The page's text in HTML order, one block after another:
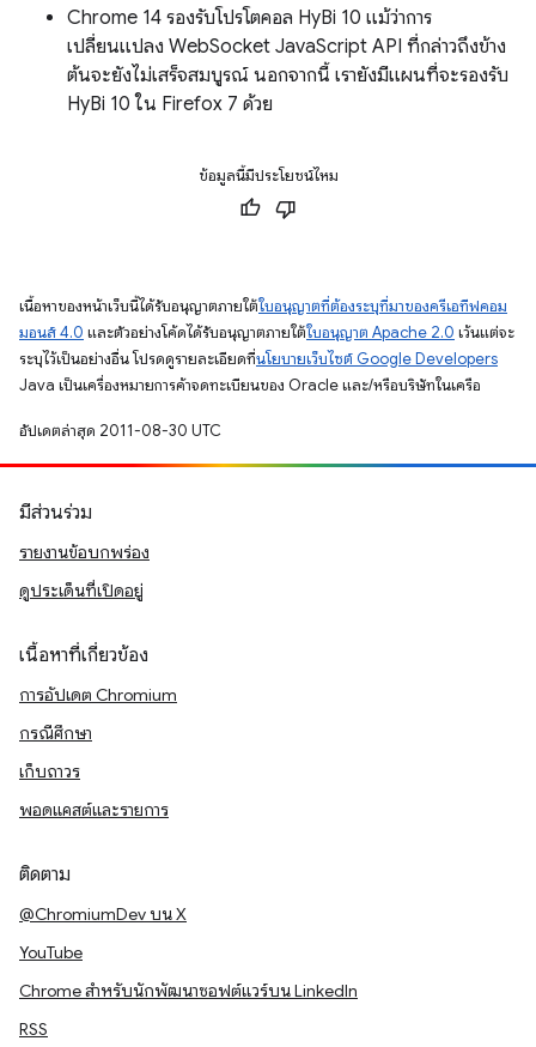
Chrome 14 รองรับโปรโตคอล HyBi 10 แม้ว่าการ
เปลี่ยนแปลง WebSocket JavaScript API ที่กล่าวถึงข้าง
ต้นจะยังไม่เสร็จสมบูรณ์ นอกจากนี้ เรายังมีแผนที่จะรองรับ
HyBi 10 ใน Firefox 7 ด้วย
ข้อมูลนี้มีประโยชน์ไหม
เนื้อหาของหน้าเว็บนี้ได้รับอนุญาตภายใต้ใบอนุญาตที่ต้องระบุที่มาของครีเอทีฟคอม
มอนส์ 4.0 และตัวอย่างโค้ดได้รับอนุญาตภายใต้ใบอนุญาต Apache 2.0 เว้นแต่จะ
ระบุไว้เป็นอย่างอื่น โปรดดูรายละเอียดที่นโยบายเว็บไซต์ Google Developers
Java เป็นเครื่องหมายการค้าจดทะเบียนของ Oracle และ/หรือบริษัทในเครือ
อัปเดตล่าสุด 2011-08-30 UTC
มีส่วนร่วม
รายงานข้อบกพร่อง
ดูประเด็นที่เปิดอยู่
เนื้อหาที่เกี่ยวข้อง
การอัปเดต Chromium
กรณีศึกษา
เก็บถาวร
พอดแคสต์และรายการ
ติดตาม
@ChromiumDev บน X
YouTube
Chrome สำหรับนักพัฒนาซอฟต์แวร์บน LinkedIn
RSS